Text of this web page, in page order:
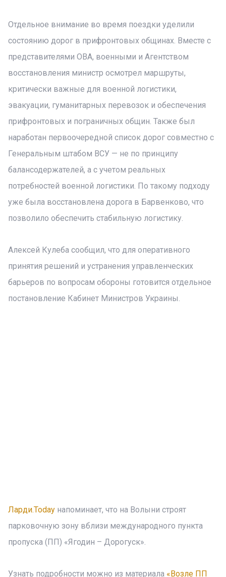
Отдельное внимание во время поездки уделили
состоянию дорог в прифронтовых общинах. Вместе с
представителями ОВА, военными и Агентством
восстановления министр осмотрел маршруты,
критически важные для военной логистики,
эвакуации, гуманитарных перевозок и обеспечения
прифронтовых и пограничных общин. Также был
наработан первоочередной список дорог совместно с
Генеральным штабом ВСУ — не по принципу
балансодержателей, а с учетом реальных
потребностей военной логистики. По такому подходу
уже была восстановлена ​​дорога в Барвенково, что
позволило обеспечить стабильную логистику.
Алексей Кулеба сообщил, что для оперативного
принятия решений и устранения управленческих
барьеров по вопросам обороны готовится отдельное
постановление Кабинет Министров Украины.
Ларди.Today напоминает, что на Волыни строят
парковочную зону вблизи международного пункта
пропуска (ПП) «Ягодин – Дорогуск».
Узнать подробности можно из материала «Возле ПП